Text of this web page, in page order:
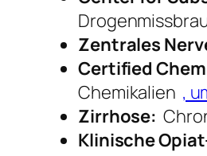
Zentrales
Certified
Chemikalien ,
Zirrhose:
Klinische